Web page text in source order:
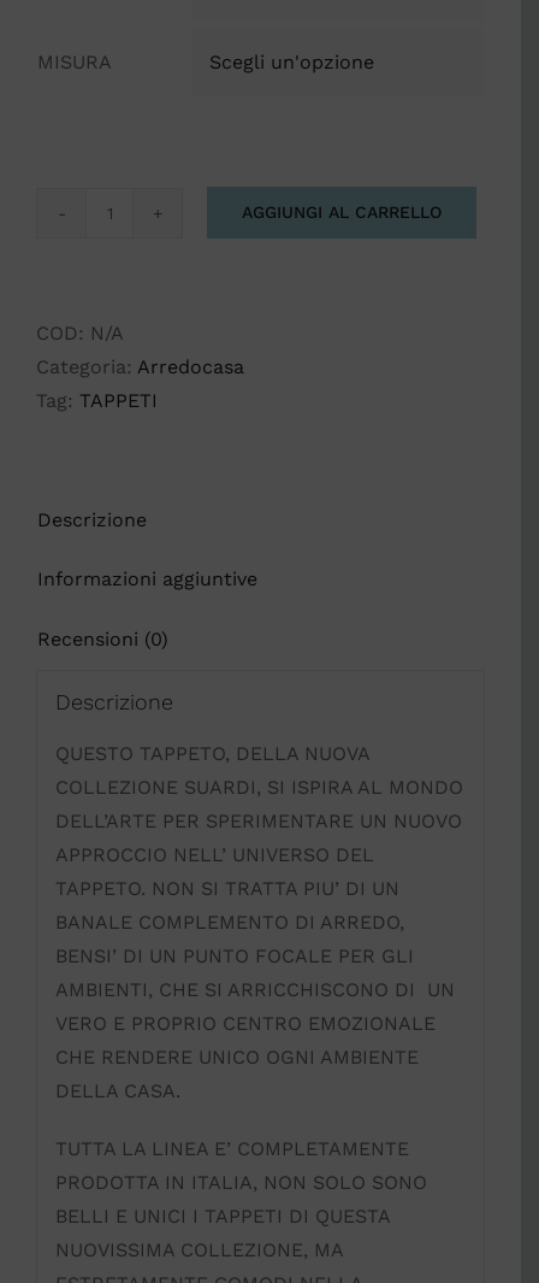
MISURA
TAPPETO
quantità
AGGIUNGI AL CARRELLO
COD: N/A
Categoria: Arredocasa
Tag: TAPPETI
Descrizione
Informazioni aggiuntive
Recensioni (0)
Descrizione
QUESTO TAPPETO, DELLA NUOVA
COLLEZIONE SUARDI, SI ISPIRA AL MONDO
DELL’ARTE PER SPERIMENTARE UN NUOVO
APPROCCIO NELL’ UNIVERSO DEL
TAPPETO. NON SI TRATTA PIU’ DI UN
BANALE COMPLEMENTO DI ARREDO,
BENSI’ DI UN PUNTO FOCALE PER GLI
AMBIENTI, CHE SI ARRICCHISCONO DI UN
VERO E PROPRIO CENTRO EMOZIONALE
CHE RENDERE UNICO OGNI AMBIENTE
DELLA CASA.
TUTTA LA LINEA E’ COMPLETAMENTE
PRODOTTA IN ITALIA, NON SOLO SONO
BELLI E UNICI I TAPPETI DI QUESTA
NUOVISSIMA COLLEZIONE, MA